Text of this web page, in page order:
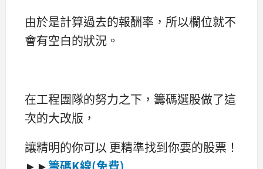
由於是計算過去的報酬率，所以欄位就不
會有空白的狀況。
在工程團隊的努力之下，籌碼選股做了這
次的大改版，
讓精明的你可以 更精準找到你要的股票！